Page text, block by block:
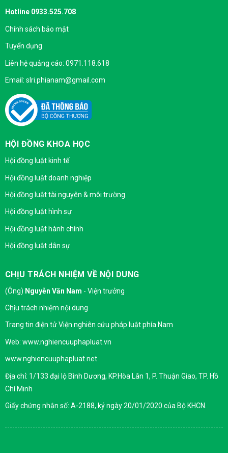
Hotline 0933.525.708
Chính sách bảo mật
Tuyển dụng
Liên hệ quảng cáo: 0971.118.618
Email: slri.phianam@gmail.com
HỘI ĐỒNG KHOA HỌC
Hội đồng luật kinh tế
Hội đồng luật doanh nghiệp
Hội đồng luật tài nguyên & môi trường
Hội đồng luật hình sự
Hội đồng luật hành chính
Hội đồng luật dân sự
CHỊU TRÁCH NHIỆM VỀ NỘI DUNG
(Ông) Nguyễn Văn Nam - Viện trưởng
Chịu trách nhiệm nội dung
Trang tin điện tử Viện nghiên cứu pháp luật phía Nam
Web: www.nghiencuuphapluat.vn
www.nghiencuuphapluat.net
Địa chỉ: 1/133 đại lộ Bình Dương, KP.Hòa Lân 1, P. Thuận Giao, TP. Hồ
Chí Minh
Giấy chứng nhận số: A-2188, ký ngày 20/01/2020 của Bộ KHCN.